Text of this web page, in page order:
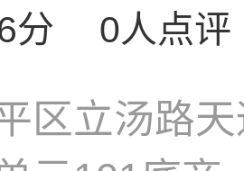
分 0人点评
区立汤路